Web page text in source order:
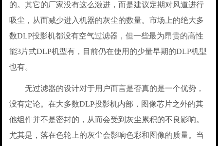
的。其它的厂家没有这么激进，而是建议定期对风道进行
吸尘，从而减少进入机器的灰尘的数量。市场上的绝大多
数DLP投影机都没有空气过滤器，但一些最为昂贵的高性
能3片式DLP机型有，目前仍在使用的少量早期的DLP机型
也有。
无过滤器的设计对于用户而言是否真的是一个优势，
没有定论。在大多数DLP投影机内部，图像芯片之外的其
他组件并不是密封的，从而会受到灰尘累积的不良影响。
尤其是，落在色轮上的灰尘会影响色彩和图像的质量。当